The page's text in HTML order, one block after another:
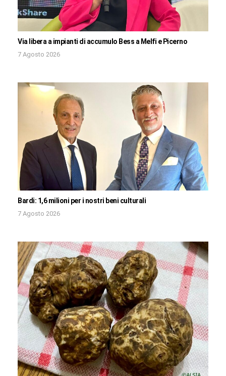
Via libera a impianti di accumulo Bess a Melfi e Picerno
7 Agosto 2026
Bardi: 1,6 milioni per i nostri beni culturali
7 Agosto 2026